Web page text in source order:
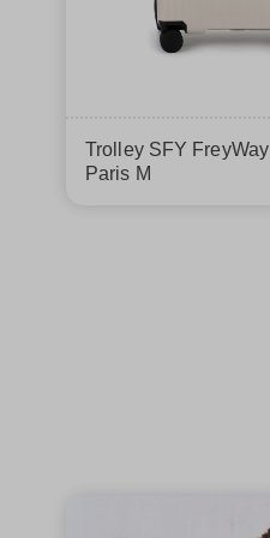
Trolley SFY FreyWay
Paris M